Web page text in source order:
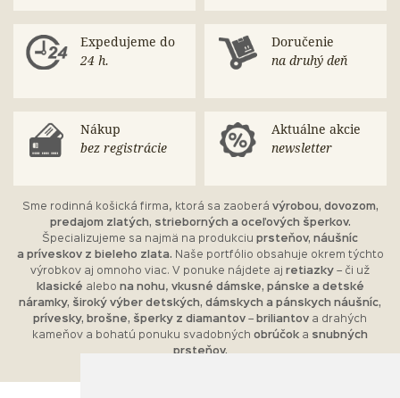
Expedujeme do
24 h.
Doručenie
na druhý deň
Nákup
bez registrácie
Aktuálne akcie
newsletter
Sme rodinná košická firma, ktorá sa zaoberá výrobou, dovozom,
predajom zlatých, strieborných a oceľových šperkov.
Špecializujeme sa najmä na produkciu
prsteňov, náušníc
a príveskov z bieleho zlata. Naše portfólio obsahuje okrem týchto
výrobkov aj omnoho viac. V ponuke nájdete aj
retiazky – či už
klasické alebo na nohu , vkusné dámske, pánske a detské
náramky, široký výber detských, dámskych a pánskych náušníc,
prívesky, brošne, šperky z diamantov – briliantov a drahých
kameňov a bohatú ponuku svadobných obrúčok a snubných
prsteňov.